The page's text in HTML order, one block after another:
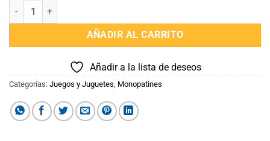
Tri Scooter Juliana cantidad
AÑADIR AL CARRITO
Añadir a la lista de deseos
Categorías: Juegos y Juguetes, Monopatines